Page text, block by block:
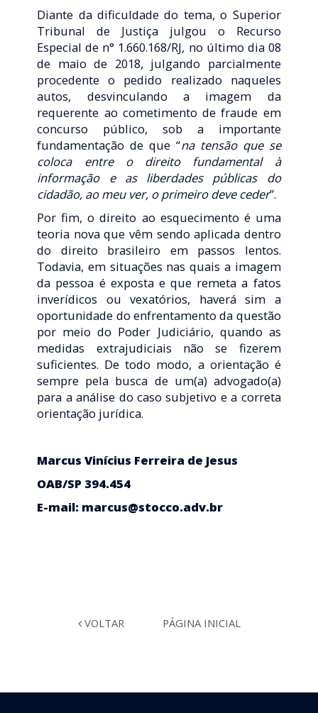
Diante da dificuldade do tema, o Superior
Tribunal de Justiça julgou o Recurso
Especial de n° 1.660.168/RJ, no último dia 08
de maio de 2018, julgando parcialmente
procedente o pedido realizado naqueles
autos, desvinculando a imagem da
requerente ao cometimento de fraude em
concurso público, sob a importante
fundamentação de que “na tensão que se
coloca entre o direito fundamental à
informação e as liberdades públicas do
cidadão, ao meu ver, o primeiro deve ceder”.
Por fim, o direito ao esquecimento é uma
teoria nova que vêm sendo aplicada dentro
do direito brasileiro em passos lentos.
Todavia, em situações nas quais a imagem
da pessoa é exposta e que remeta a fatos
inverídicos ou vexatórios, haverá sim a
oportunidade do enfrentamento da questão
por meio do Poder Judiciário, quando as
medidas extrajudiciais não se fizerem
suficientes. De todo modo, a orientação é
sempre pela busca de um(a) advogado(a)
para a análise do caso subjetivo e a correta
orientação jurídica.
Marcus Vinícius Ferreira de Jesus
OAB/SP 394.454
E-mail: marcus@stocco.adv.br
VOLTAR PÁGINA INICIAL